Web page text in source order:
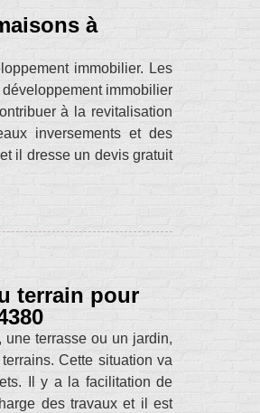
à
immobilier. Les
immobilier
à la revitalisation
inversements et des
il dresse un devis gratuit
terrain pour
terrasse ou un jardin,
Cette situation va
Il y a la facilitation de
des travaux et il est